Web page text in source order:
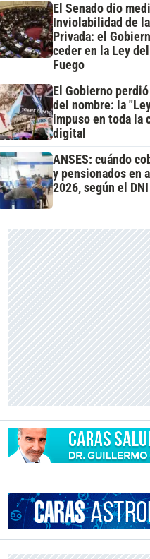
El Senado dio
Inviolabilidad de
Privada: el
ceder en la Ley
Fuego
El Gobierno
del nombre: la
impuso en toda la
digital
ANSES: cuándo
y pensionados en
2026, según el DNI